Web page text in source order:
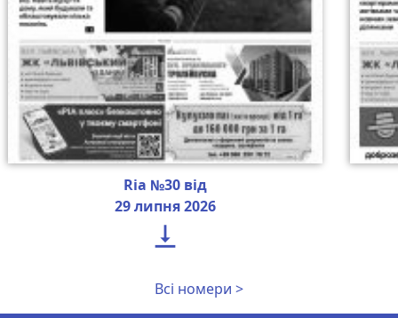
Ria №30 від
29 липня 2026

Всі номери >